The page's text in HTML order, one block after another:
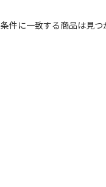
条件に一致する商品は見